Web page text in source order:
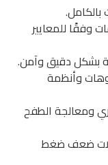
للمعايير
بشكل دقيق وآمن.
وأنظمة
ومعالجة الطفح
ضعف ضغط